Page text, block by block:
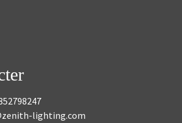
lighting.com